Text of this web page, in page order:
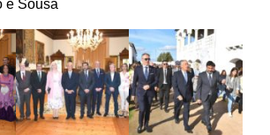
e Sousa